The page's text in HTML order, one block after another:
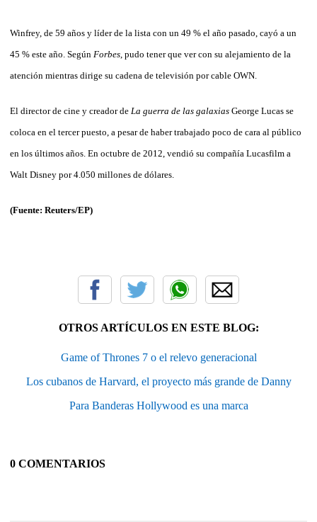
Winfrey, de 59 años y líder de la lista con un 49 % el año pasado, cayó a un
45 % este año. Según Forbes , pudo tener que ver con su alejamiento de la
atención mientras dirige su cadena de televisión por cable OWN.
El director de cine y creador de La guerra de las galaxias George Lucas se
coloca en el tercer puesto, a pesar de haber trabajado poco de cara al público
en los últimos años. En octubre de 2012, vendió su compañía Lucasfilm a
Walt Disney por 4.050 millones de dólares.
(Fuente: Reuters/EP)
OTROS ARTÍCULOS EN ESTE BLOG:
Game of Thrones 7 o el relevo generacional
Los cubanos de Harvard, el proyecto más grande de Danny
Para Banderas Hollywood es una marca
0 COMENTARIOS